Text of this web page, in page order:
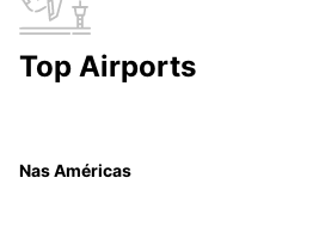
Top Airports
Nas Américas